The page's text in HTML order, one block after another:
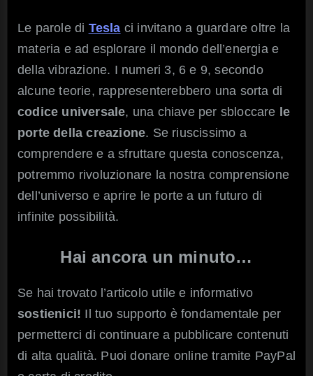
Le parole di Tesla ci invitano a guardare oltre la
materia e ad esplorare il mondo dell’energia e
della vibrazione. I numeri 3, 6 e 9, secondo
alcune teorie, rappresenterebbero una sorta di
codice universale, una chiave per sbloccare le
porte della creazione. Se riuscissimo a
comprendere e a sfruttare questa conoscenza,
potremmo rivoluzionare la nostra comprensione
dell’universo e aprire le porte a un futuro di
infinite possibilità.
Hai ancora un minuto…
Se hai trovato l’articolo utile e informativo
sostienici! Il tuo supporto è fondamentale per
permetterci di continuare a pubblicare contenuti
di alta qualità. Puoi donare online tramite PayPal